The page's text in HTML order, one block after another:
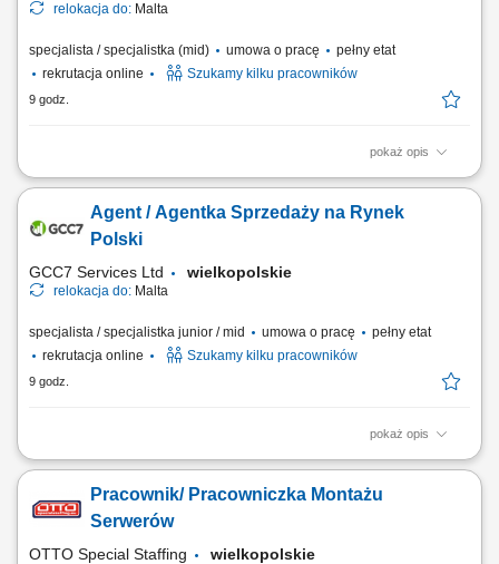
relokacja do: Malta
specjalista / specjalistka (mid) umowa o pracę
pełny etat
rekrutacja online
Szukamy kilku pracowników
9 godz.
pokaż opis
ZAKRES OBOWIĄZKÓW: Aktywny kontakt telefoniczny z klientami
portfolio; Sprzedaż usług związanych z finansami, w tym szkoleń z
zakresu edukacji finansowej; Budowanie relacji długotrwałych z
Agent / Agentka Sprzedaży na Rynek
Polski
GCC7 Services Ltd wielkopolskie
relokacja do: Malta
specjalista / specjalistka junior / mid umowa o pracę
pełny etat
rekrutacja online
Szukamy kilku pracowników
9 godz.
pokaż opis
ZAKRES OBOWIĄZKÓW: Aktywny kontakt telefoniczny z klientami
finansami, w tym szkoleń z zakresu edukacji finansowej; Budowanie
relacji i pozyskiwanie klientów dla naszych kluczowych Partnerów
Pracownik/ Pracowniczka Montażu
Serwerów
OTTO Special Staffing wielkopolskie